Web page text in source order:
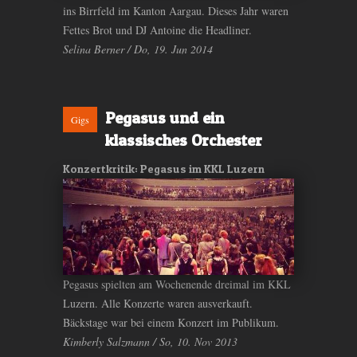
ins Birrfeld im Kanton Aargau. Dieses Jahr waren
Fettes Brot und DJ Antoine die Headliner.
Selina Berner / Do, 19. Jun 2014
Gigs
Pegasus und ein
klassisches Orchester
Konzertkritik: Pegasus im KKL Luzern
Pegasus spielten am Wochenende dreimal im KKL
Luzern. Alle Konzerte waren ausverkauft.
Bäckstage war bei einem Konzert im Publikum.
Kimberly Salzmann / So, 10. Nov 2013